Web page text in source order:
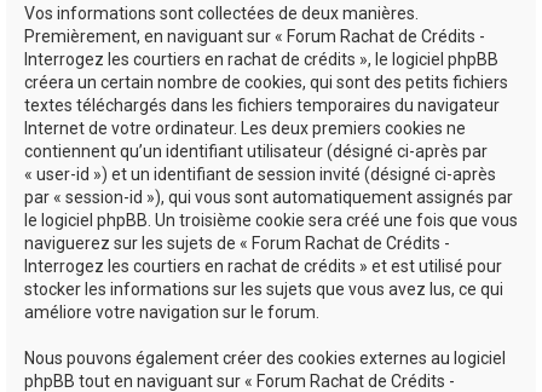
Vos informations sont collectées de deux manières.
Premièrement, en naviguant sur « Forum Rachat de Crédits -
Interrogez les courtiers en rachat de crédits », le logiciel phpBB
créera un certain nombre de cookies, qui sont des petits fichiers
textes téléchargés dans les fichiers temporaires du navigateur
Internet de votre ordinateur. Les deux premiers cookies ne
contiennent qu’un identifiant utilisateur (désigné ci-après par
« user-id ») et un identifiant de session invité (désigné ci-après
par « session-id »), qui vous sont automatiquement assignés par
le logiciel phpBB. Un troisième cookie sera créé une fois que vous
naviguerez sur les sujets de « Forum Rachat de Crédits -
Interrogez les courtiers en rachat de crédits » et est utilisé pour
stocker les informations sur les sujets que vous avez lus, ce qui
améliore votre navigation sur le forum.
Nous pouvons également créer des cookies externes au logiciel
phpBB tout en naviguant sur « Forum Rachat de Crédits -